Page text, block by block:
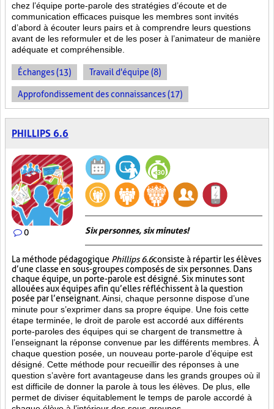
chez l’équipe porte-parole des stratégies d’écoute et de
communication efficaces puisque les membres sont invités
d’abord à écouter leurs pairs et à comprendre leurs questions
avant de les reformuler et de les poser à l’animateur de manière
adéquate et compréhensible.
Échanges (13) Travail d'équipe (8)
Approfondissement des connaissances (17)
PHILLIPS 6.6
0 Six personnes, six minutes!
La méthode pédagogique Phillips 6.6consiste à répartir les élèves
d’une classe en sous-groupes composés de six personnes. Dans
chaque équipe, un porte-parole est désigné. Six minutes sont
allouées aux équipes afin qu’elles réfléchissent à la question
posée par l’enseignant. Ainsi, chaque personne dispose d’une
minute pour s’exprimer dans sa propre équipe. Une fois cette
étape terminée, le droit de parole est accordé aux différents
porte-paroles des équipes qui se chargent de transmettre à
l’enseignant la réponse convenue par les différents membres. À
chaque question posée, un nouveau porte-parole d’équipe est
désigné. Cette méthode pour recueillir des réponses à une
question s’avère fort avantageuse dans les grands groupes où il
est difficile de donner la parole à tous les élèves. De plus, elle
permet de diviser équitablement le temps de parole accordé à